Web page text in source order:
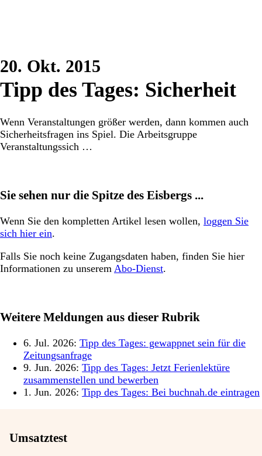
20. Okt. 2015
Tipp des Tages: Sicherheit
Wenn Veranstaltungen größer werden, dann kommen auch
Sicherheitsfragen ins Spiel. Die Arbeitsgruppe
Veranstaltungssich …
Sie sehen nur die Spitze des Eisbergs ...
Wenn Sie den kompletten Artikel lesen wollen, loggen Sie
sich hier ein.
Falls Sie noch keine Zugangsdaten haben, finden Sie hier
Informationen zu unserem Abo-Dienst.
Weitere Meldungen aus dieser Rubrik
6. Jul. 2026: Tipp des Tages: gewappnet sein für die
Zeitungsanfrage
9. Jun. 2026: Tipp des Tages: Jetzt Ferienlektüre
zusammenstellen und bewerben
1. Jun. 2026: Tipp des Tages: Bei buchnah.de eintragen
Umsatztest